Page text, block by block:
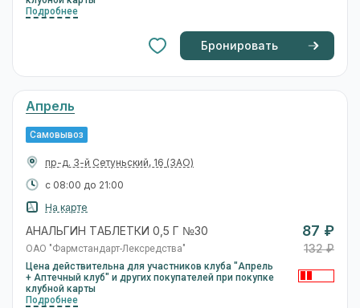
Подробнее
Бронировать
Апрель
Самовывоз
пр-д. 3-й Сетуньский, 16 (ЗАО)
с 08:00 до 21:00
На карте
АНАЛЬГИН ТАБЛЕТКИ 0,5 Г №30
ОАО "Фармстандарт-Лексредства"
Цена действительна для участников клуба "Апрель
+ Аптечный клуб" и других покупателей при покупке
клубной карты
Подробнее
87 ₽
132 ₽